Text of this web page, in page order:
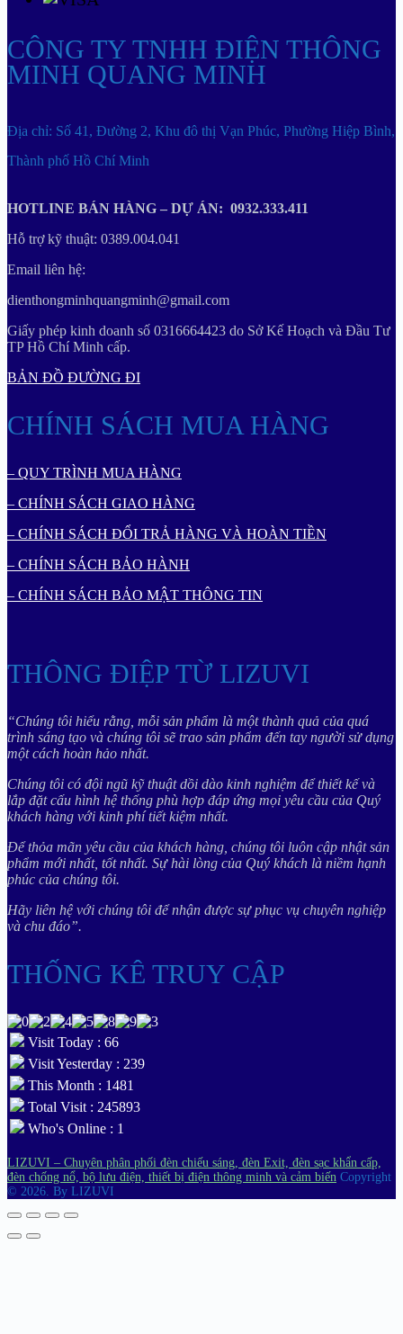
CÔNG TY TNHH ĐIỆN THÔNG
MINH QUANG MINH
Địa chỉ: Số 41, Đường 2, Khu đô thị Vạn Phúc, Phường Hiệp Bình,
Thành phố Hồ Chí Minh
HOTLINE BÁN HÀNG – DỰ ÁN: 0932.333.411
Hỗ trợ kỹ thuật: 0389.004.041
Email liên hệ:
dienthongminhquangminh@gmail.com
Giấy phép kinh doanh số 0316664423 do Sở Kế Hoạch và Đầu Tư
TP Hồ Chí Minh cấp.
BẢN ĐỒ ĐƯỜNG ĐI
CHÍNH SÁCH MUA HÀNG
– QUY TRÌNH MUA HÀNG
– CHÍNH SÁCH GIAO HÀNG
– CHÍNH SÁCH ĐỔI TRẢ HÀNG VÀ HOÀN TIỀN
– CHÍNH SÁCH BẢO HÀNH
– CHÍNH SÁCH BẢO MẬT THÔNG TIN
THÔNG ĐIỆP TỪ LIZUVI
“Chúng tôi hiểu rằng, mỗi sản phẩm là một thành quả của quá
trình sáng tạo và chúng tôi sẽ trao sản phẩm đến tay người sử dụng
một cách hoàn hảo nhất.
Chúng tôi có đội ngũ kỹ thuật dồi dào kinh nghiệm để thiết kế và
lắp đặt cấu hình hệ thống phù hợp đáp ứng mọi yêu cầu của Quý
khách hàng với kinh phí tiết kiệm nhất.
Để thỏa mãn yêu cầu của khách hàng, chúng tôi luôn cập nhật sản
phẩm mới nhất, tốt nhất. Sự hài lòng của Quý khách là niềm hạnh
phúc của chúng tôi.
Hãy liên hệ với chúng tôi để nhận được sự phục vụ chuyên nghiệp
và chu đáo”.
THỐNG KÊ TRUY CẬP
Visit Today : 66
Visit Yesterday : 239
This Month : 1481
Total Visit : 245893
Who's Online : 1
LIZUVI – Chuyên phân phối đèn chiếu sáng, đèn Exit, đèn sạc khẩn cấp,
đèn chống nổ, bộ lưu điện, thiết bị điện thông minh và cảm biến Copyright
© 2026. By LIZUVI